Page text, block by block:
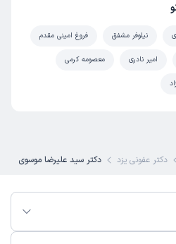
نیلوفر مشفق فروغ امینی مقدم
امیر نادری معصومه کرمی
دکتر عفونی یزد دکتر سید علیرضا موسوی